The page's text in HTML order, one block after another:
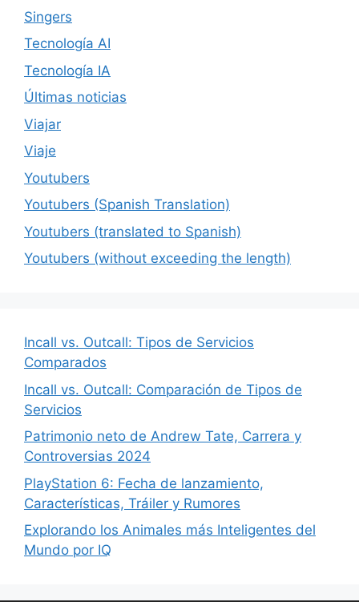
Singers
Tecnología AI
Tecnología IA
Últimas noticias
Viajar
Viaje
Youtubers
Youtubers (Spanish Translation)
Youtubers (translated to Spanish)
Youtubers (without exceeding the length)
Incall vs. Outcall: Tipos de Servicios
Comparados
Incall vs. Outcall: Comparación de Tipos de
Servicios
Patrimonio neto de Andrew Tate, Carrera y
Controversias 2024
PlayStation 6: Fecha de lanzamiento,
Características, Tráiler y Rumores
Explorando los Animales más Inteligentes del
Mundo por IQ